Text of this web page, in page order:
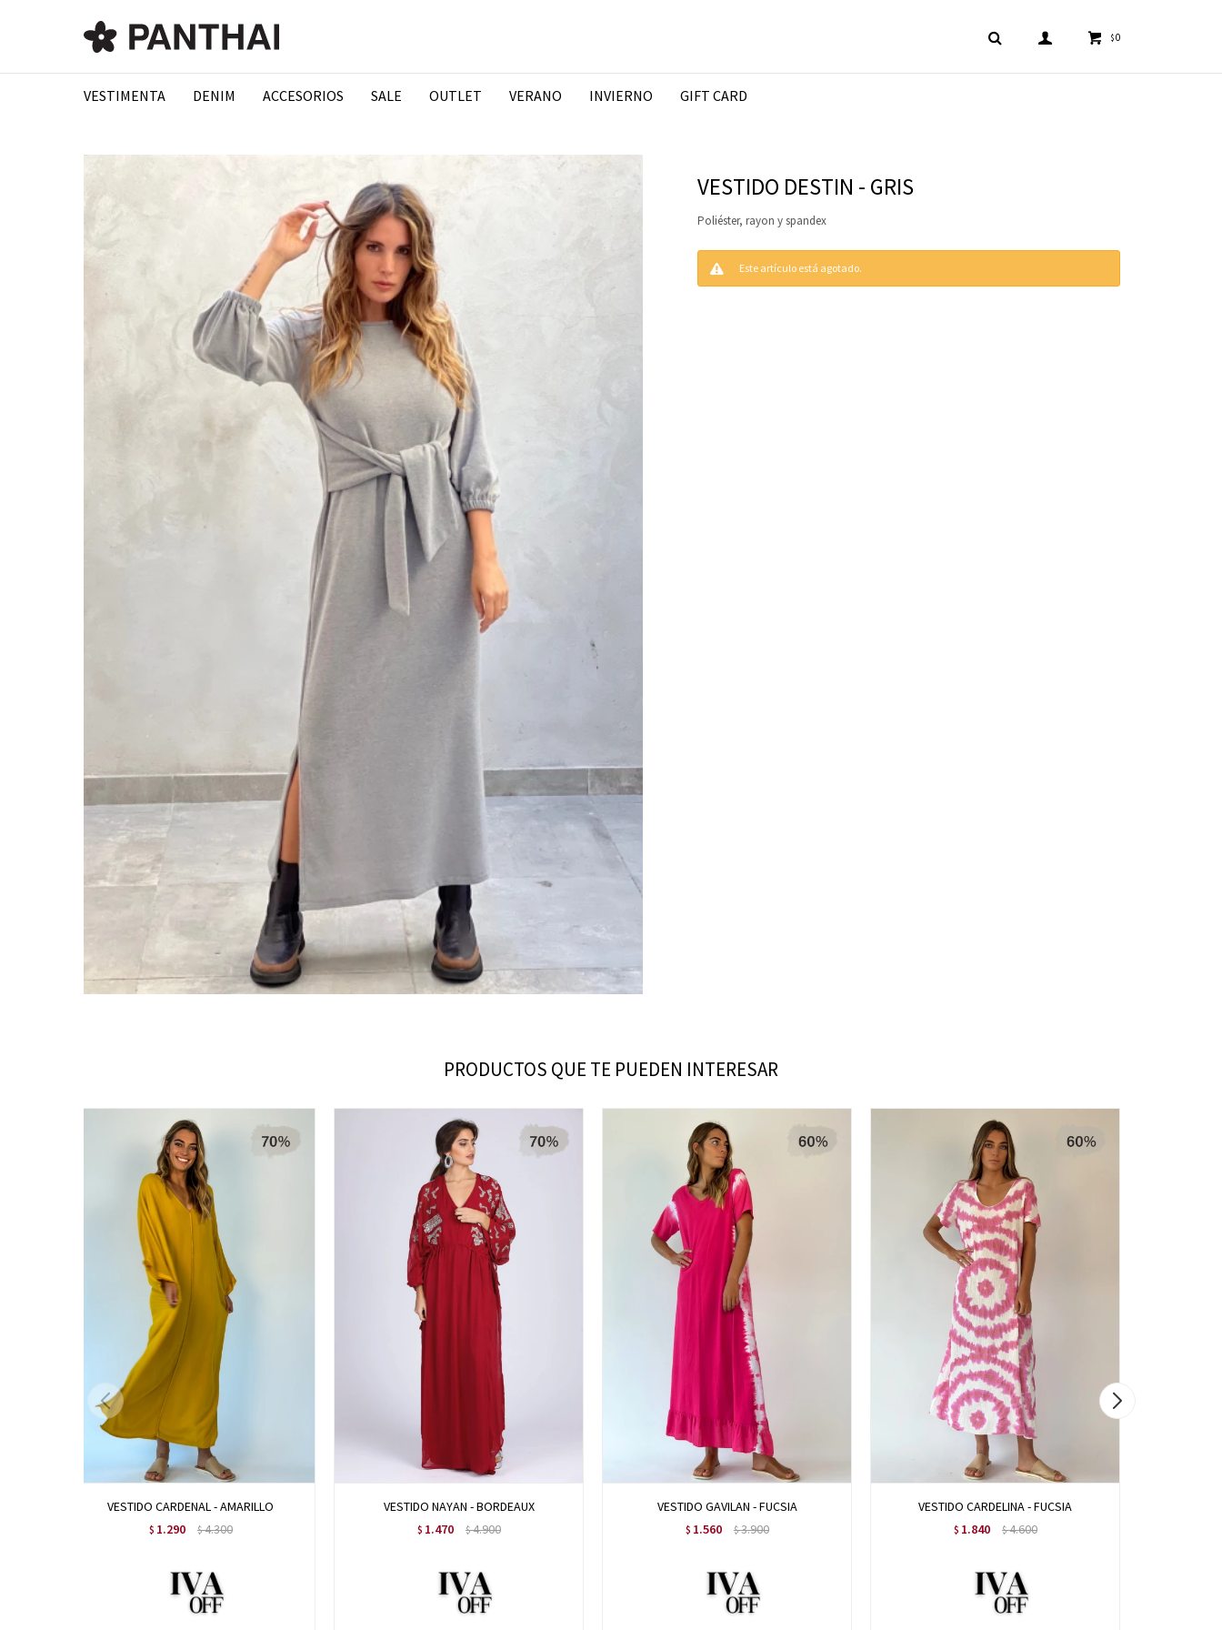
VESTIMENTA DENIM ACCESORIOS SALE OUTLET VERANO INVIERNO GIFT CARD
$0
VESTIDO DESTIN - GRIS
Poliéster, rayon y spandex
Este artículo está agotado.
PRODUCTOS QUE TE PUEDEN INTERESAR
VESTIDO CARDENAL - AMARILLO
$ 1.290 $4.300
VESTIDO NAYAN - BORDEAUX
$ 1.470 $4.900
VESTIDO GAVILAN - FUCSIA
$ 1.560 $3.900
VESTIDO CARDELINA - FUCSIA
$ 1.840 $4.600